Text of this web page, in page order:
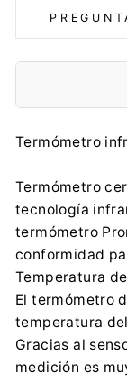
Termómetro
Termómetro
tecnología
termómetro
conformidad
Temperatura
El termómetro
temperatura
Gracias al
medición es